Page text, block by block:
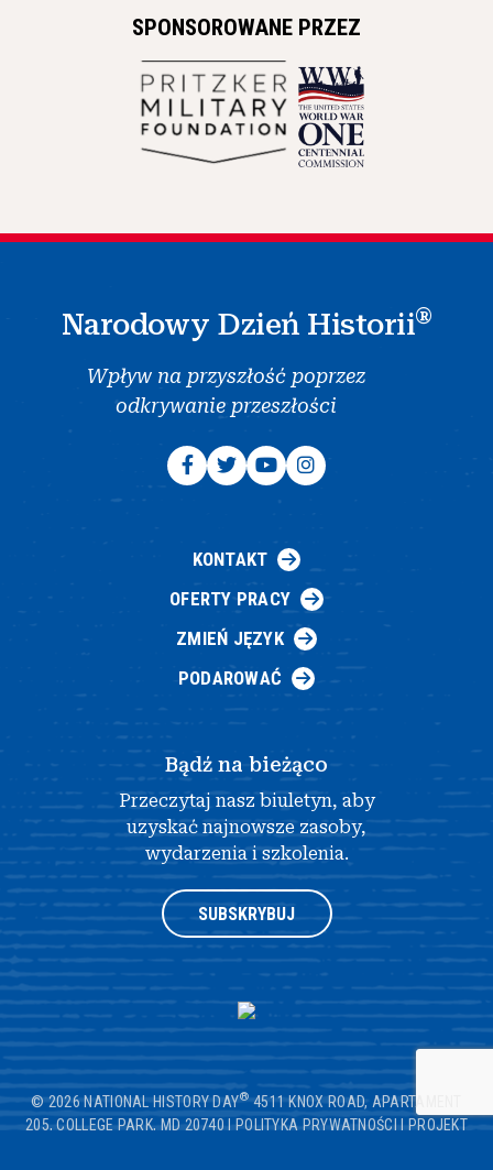
SPONSOROWANE PRZEZ
Narodowy Dzień Historii®
Wpływ na przyszłość poprzez
odkrywanie przeszłości
KONTAKT
OFERTY PRACY
ZMIEŃ JĘZYK
PODAROWAĆ
Bądź na bieżąco
Przeczytaj nasz biuletyn, aby
uzyskać najnowsze zasoby,
wydarzenia i szkolenia.
SUBSKRYBUJ
© 2026 NATIONAL HISTORY DAY® 4511 KNOX ROAD, APARTAMENT
205, COLLEGE PARK, MD 20740|POLITYKA PRYWATNOŚCI|PROJEKT